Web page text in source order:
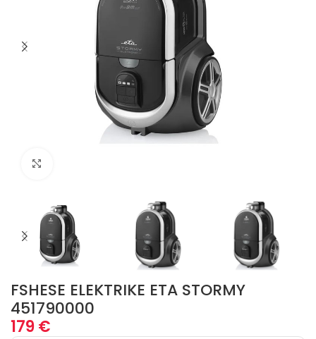
FSHESE ELEKTRIKE ETA STORMY
451790000
179€